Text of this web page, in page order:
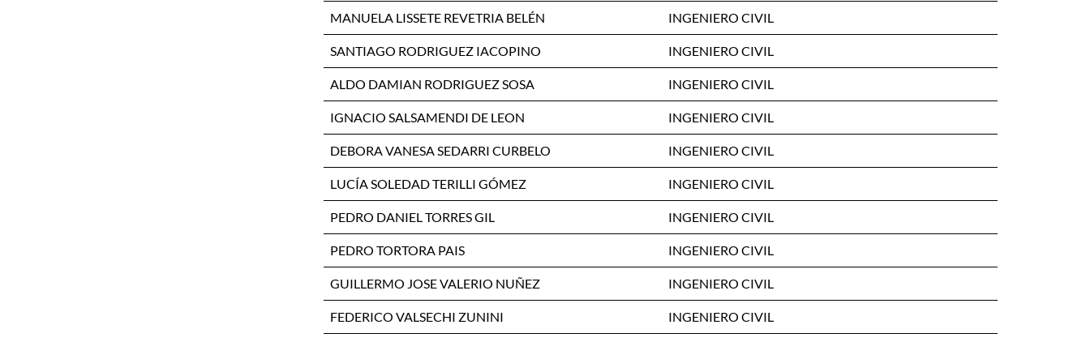
MANUELA LISSETE REVETRIA BELÉN INGENIERO CIVIL
SANTIAGO RODRIGUEZ IACOPINO INGENIERO CIVIL
ALDO DAMIAN RODRIGUEZ SOSA INGENIERO CIVIL
IGNACIO SALSAMENDI DE LEON INGENIERO CIVIL
DEBORA VANESA SEDARRI CURBELO INGENIERO CIVIL
LUCÍA SOLEDAD TERILLI GÓMEZ INGENIERO CIVIL
PEDRO DANIEL TORRES GIL INGENIERO CIVIL
PEDRO TORTORA PAIS INGENIERO CIVIL
GUILLERMO JOSE VALERIO NUÑEZ INGENIERO CIVIL
FEDERICO VALSECHI ZUNINI INGENIERO CIVIL